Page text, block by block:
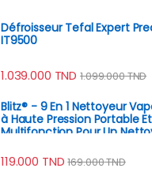
Défroisseur Tefal Expert
IT9500
1.039.000 TND 1.099.000TND
Blitz® - 9 En 1 Nettoyeur
à Haute Pression Portable Et
Multifonction Pour Un
119.000 TND 169.000TND